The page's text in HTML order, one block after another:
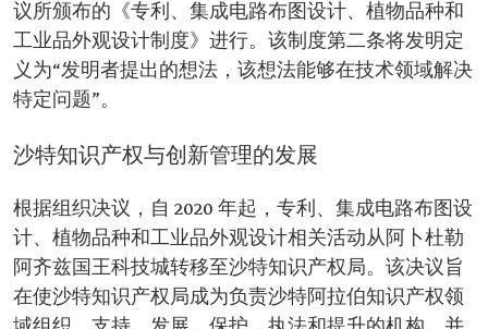
议所颁布的《专利、集成电路布图设计、植物品种和
工业品外观设计制度》进行。该制度第二条将发明定
义为“发明者提出的想法，该想法能够在技术领域解决
特定问题”。
沙特知识产权与创新管理的发展
根据组织决议，自 2020 年起，专利、集成电路布图设
计、植物品种和工业品外观设计相关活动从阿卜杜勒
阿齐兹国王科技城转移至沙特知识产权局。该决议旨
在使沙特知识产权局成为负责沙特阿拉伯知识产权领